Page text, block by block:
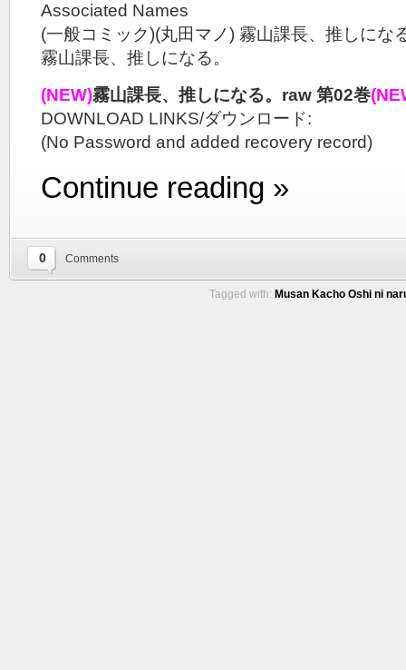
Associated Names
(一般コミック)(丸田マノ) 霧山課長、推しにな
霧山課長、推しになる。
(NEW)霧山課長、推しになる。raw 第02巻
DOWNLOAD LINKS/ダウンロード:
(No Password and added recovery record)
Continue reading »
0 Comments
Tagged with: Musan Kacho Oshi ni